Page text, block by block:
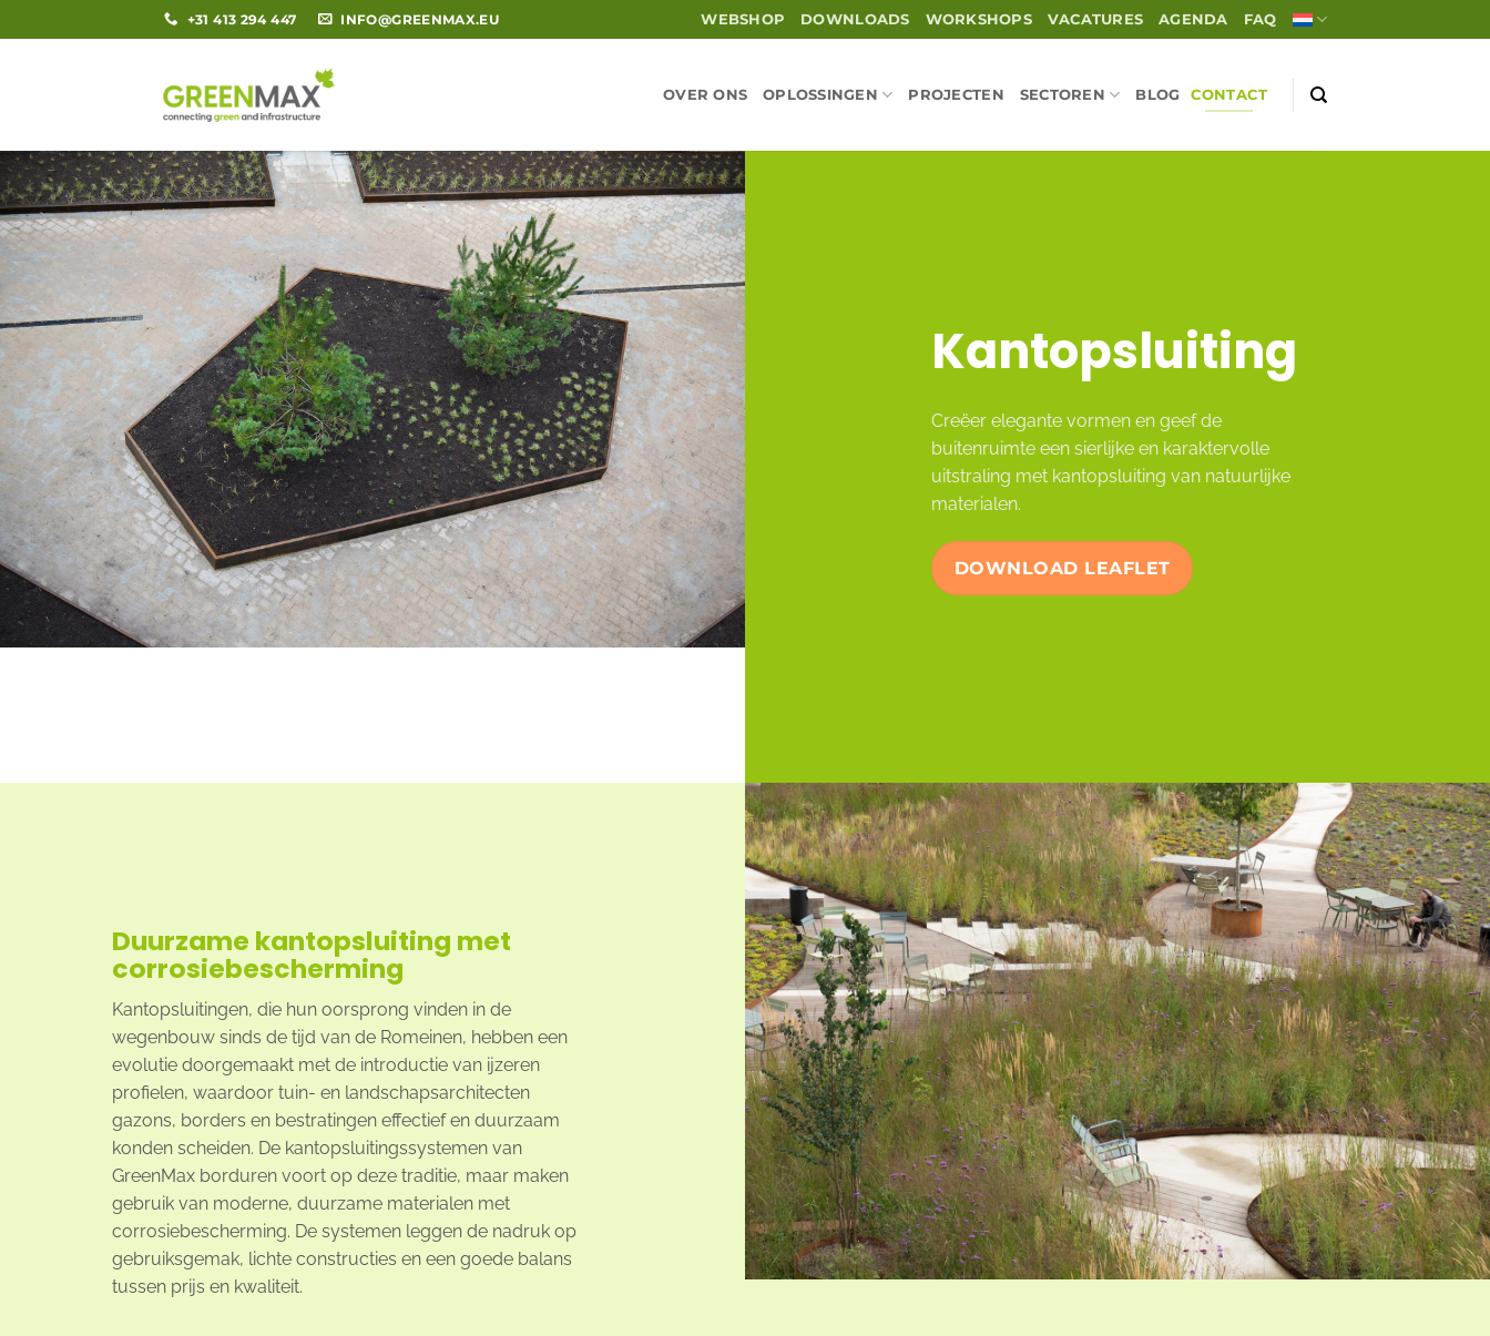
naar
+31 413 294 447 INFO@GREENMAX.EU WEBSHOP DOWNLOADS WORKSHOPS VACATURES AGENDA FAQ
OVER ONS OPLOSSINGEN PROJECTEN SECTOREN BLOG CONTACT
Kantopsluiting
Creëer elegante vormen en geef de
buitenruimte een sierlijke en karaktervolle
uitstraling met kantopsluiting van natuurlijke
materialen.
DOWNLOAD LEAFLET
Duurzame kantopsluiting met
corrosiebescherming
Kantopsluitingen, die hun oorsprong vinden in de
wegenbouw sinds de tijd van de Romeinen, hebben een
evolutie doorgemaakt met de introductie van ijzeren
profielen, waardoor tuin- en landschapsarchitecten
gazons, borders en bestratingen effectief en duurzaam
konden scheiden. De kantopsluitingssystemen van
GreenMax borduren voort op deze traditie, maar maken
gebruik van moderne, duurzame materialen met
corrosiebescherming. De systemen leggen de nadruk op
gebruiksgemak, lichte constructies en een goede balans
tussen prijs en kwaliteit.